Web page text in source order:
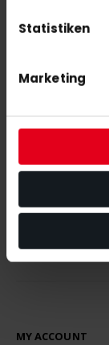
Statistiken
Marketing
With our
the latest news,
MY ACCOUNT